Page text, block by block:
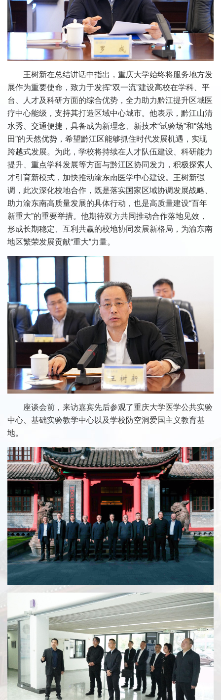
王树新在总结讲话中指出，重庆大学始终将服务地方发
展作为重要使命，致力于发挥“双一流”建设高校在学科、平
台、人才及科研方面的综合优势，全力助力黔江提升区域医
疗中心能级，支持其打造区域中心城市。他表示，黔江山清
水秀、交通便捷，具备成为新理念、新技术“试验场”和“落地
田”的天然优势，希望黔江区能够抓住时代发展机遇，实现
跨越式发展。为此，学校将持续在人才队伍建设、科研能力
提升、重点学科发展等方面与黔江区协同发力，积极探索人
才引育新模式，加快推动渝东南医学中心建设。王树新强
调，此次深化校地合作，既是落实国家区域协调发展战略、
助力渝东南高质量发展的具体行动，也是高质量建设“百年
新重大”的重要举措。他期待双方共同推动合作落地见效，
形成长期稳定、互利共赢的校地协同发展新格局，为渝东南
地区繁荣发展贡献“重大”力量。
座谈会前，来访嘉宾先后参观了重庆大学医学公共实验
中心、基础实验教学中心以及学校防空洞爱国主义教育基
地。